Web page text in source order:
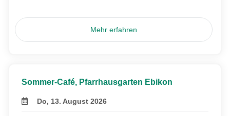
Mehr erfahren
Sommer-Café, Pfarrhausgarten Ebikon
Do, 13. August 2026